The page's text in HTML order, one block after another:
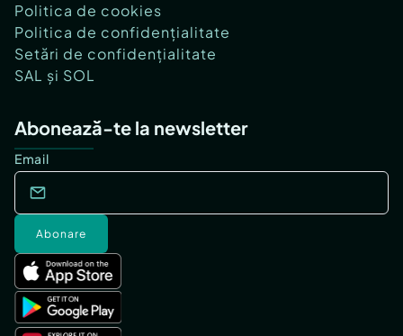
Politica de cookies
Politica de confidențialitate
Setări de confidențialitate
SAL și SOL
Abonează-te la newsletter
Email
Abonare